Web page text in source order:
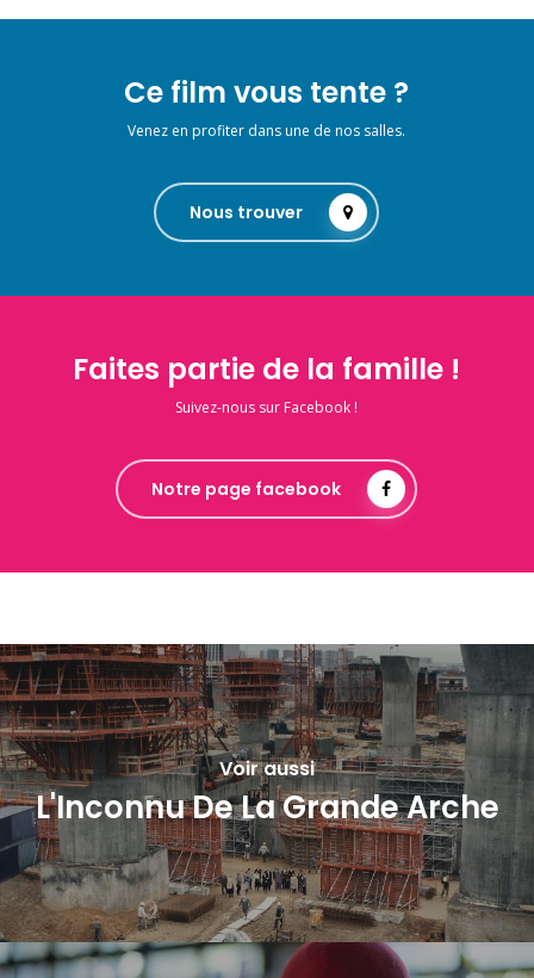
Ce film vous tente ?
Venez en profiter dans une de nos salles.
Nous trouver
Faites partie de la famille !
Suivez-nous sur Facebook !
Notre page facebook
Voir aussi
L'Inconnu De La Grande Arche